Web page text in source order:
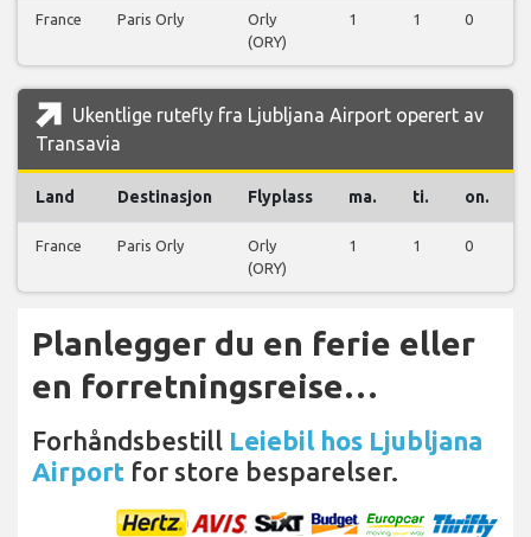
France Paris Orly
Orly
(ORY)
1 1 0
Ukentlige rutefly fra Ljubljana Airport operert av
Transavia
Land Destinasjon Flyplass ma. ti. on.
France Paris Orly
Orly
(ORY)
1 1 0
Planlegger du en ferie eller
en forretningsreise…
Forhåndsbestill Leiebil hos Ljubljana
Airport for store besparelser.